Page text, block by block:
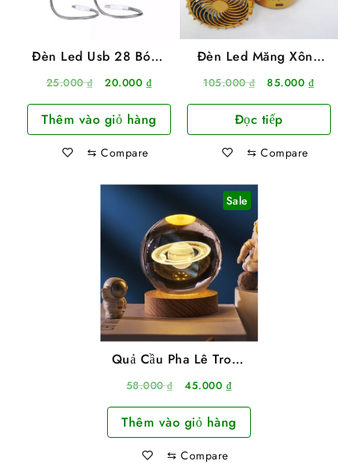
Đèn Led Usb 28 Bóng
Siêu Sáng
25.000₫
Giá
là:
25.000 ₫.
20.000 ₫Giá
tại
là:
Thêm vào giỏ hàng
⇆ Compare
Đèn Led Măng Xông
9299 Có Quạt Dùng
Pin Sạc Và Năng Lượng
Mặt Trời
105.000₫
Giá
là:
105.000 ₫.
85.000 ₫Giá
là:
Đọc tiếp
⇆ Compare
Sale
Quả Cầu Pha Lê Trong
Suốt 3D Phát Sáng Có
Đế Gỗ Để Bàn
58.000₫
Giá
là:
58.000 ₫.
45.000 ₫Giá
tại
là:
Thêm vào giỏ hàng
⇆ Compare